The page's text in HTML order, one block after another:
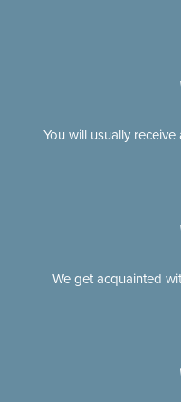
You will usually
We get acquainted